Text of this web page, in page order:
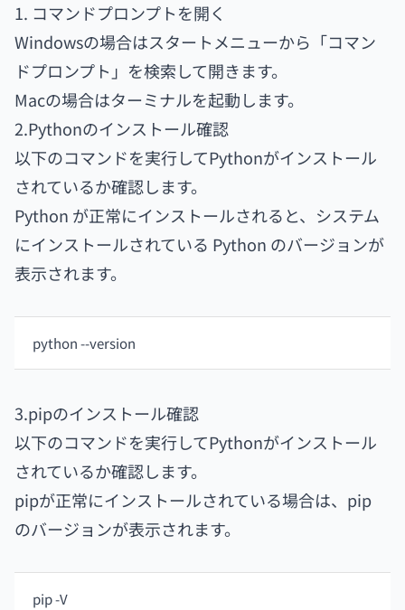
1. コマンドプロンプトを開く
Windowsの場合はスタートメニューから「コマン
ドプロンプト」を検索して開きます。
Macの場合はターミナルを起動します。
2.Pythonのインストール確認
以下のコマンドを実行してPythonがインストール
されているか確認します。
Python が正常にインストールされると、システム
にインストールされている Python のバージョンが
表示されます。
python --version
3.pipのインストール確認
以下のコマンドを実行してPythonがインストール
されているか確認します。
pipが正常にインストールされている場合は、pip
のバージョンが表示されます。
pip -V